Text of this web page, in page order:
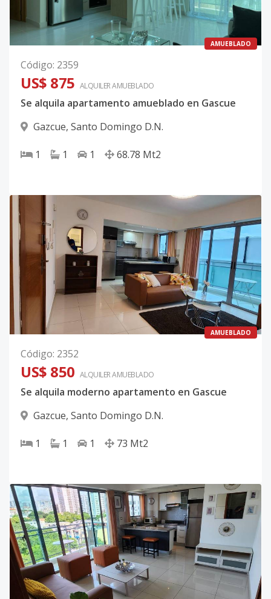
AMUEBLADO
Código: 2359
US$ 875 ALQUILERAMUEBLADO
Se alquila apartamento amueblado en Gascue
Gazcue, Santo Domingo D.N.
1 1 1 68.78 Mt2
AMUEBLADO
Código: 2352
US$ 850 ALQUILERAMUEBLADO
Se alquila moderno apartamento en Gascue
Gazcue, Santo Domingo D.N.
1 1 1 73 Mt2